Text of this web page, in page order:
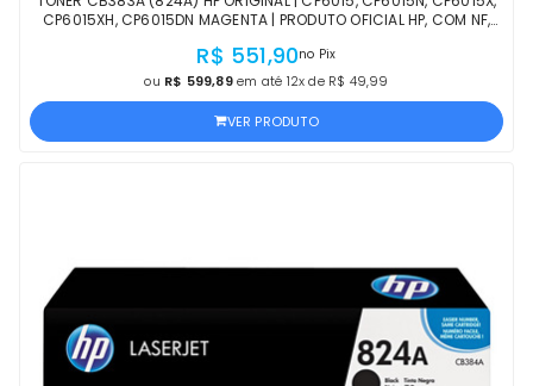
CP6015XH, CP6015DN MAGENTA | PRODUTO OFICIAL HP, COM NF,
R$ 551,90no Pix
ou R$ 599,89em até 12x de R$ 49,99
VER PRODUTO